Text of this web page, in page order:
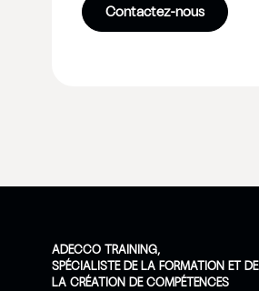
Contactez-nous
ADECCO TRAINING,
SPÉCIALISTE DE LA FORMATION ET DE
LA CRÉATION DE COMPÉTENCES